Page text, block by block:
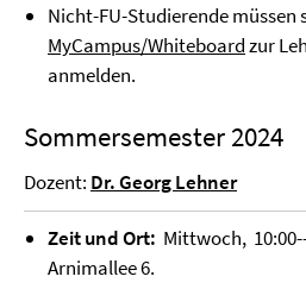
Nicht-FU-Studierende müssen
MyCampus/Whiteboardzur
anmelden.
Sommersemester 2024
Dozent: Dr. Georg Lehner
Zeit und Ort: Mittwoch,
Arnimallee 6.